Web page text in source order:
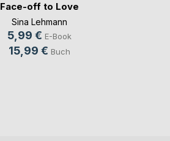
Face-off to Love
Sina Lehmann
5,99 € E-Book
15,99 € Buch